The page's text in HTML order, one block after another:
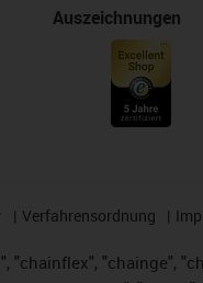
Auszeichnungen
Verfahrensordnung
"chainflex", "chainge",